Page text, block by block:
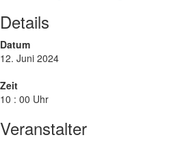
Details
Datum
12. Juni 2024
Zeit
10 : 00 Uhr
Veranstalter